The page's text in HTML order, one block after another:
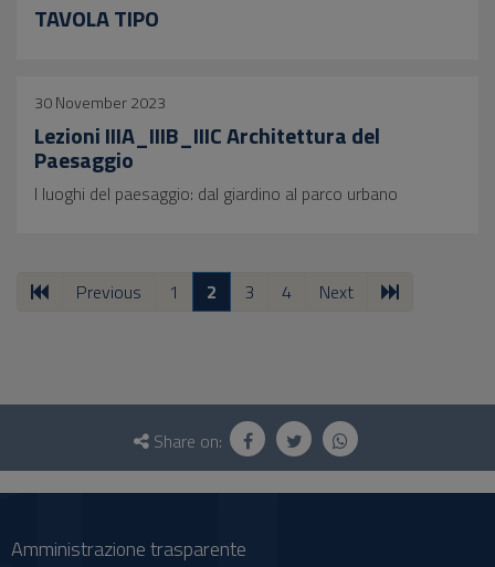
TAVOLA TIPO
30 November 2023
Lezioni IIIA_IIIB_IIIC Architettura del
Paesaggio
I luoghi del paesaggio: dal giardino al parco urbano
Previous 1 2 3 4 Next
Questionnaire
social
Share on:
Amministrazione trasparente